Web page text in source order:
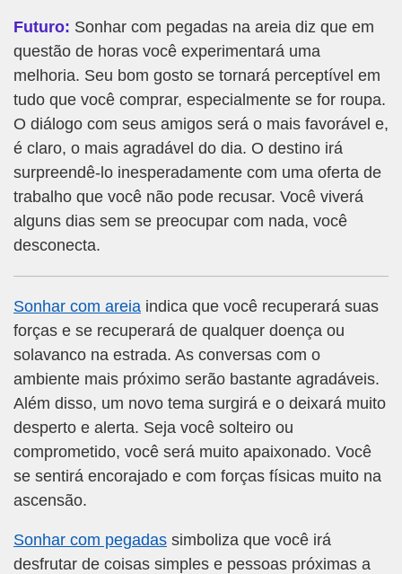
Futuro: Sonhar com pegadas na areia diz que em
questão de horas você experimentará uma
melhoria. Seu bom gosto se tornará perceptível em
tudo que você comprar, especialmente se for roupa.
O diálogo com seus amigos será o mais favorável e,
é claro, o mais agradável do dia. O destino irá
surpreendê-lo inesperadamente com uma oferta de
trabalho que você não pode recusar. Você viverá
alguns dias sem se preocupar com nada, você
desconecta.
Sonhar com areia indica que você recuperará suas
forças e se recuperará de qualquer doença ou
solavanco na estrada. As conversas com o
ambiente mais próximo serão bastante agradáveis.
Além disso, um novo tema surgirá e o deixará muito
desperto e alerta. Seja você solteiro ou
comprometido, você será muito apaixonado. Você
se sentirá encorajado e com forças físicas muito na
ascensão.
Sonhar com pegadas simboliza que você irá
desfrutar de coisas simples e pessoas próximas a